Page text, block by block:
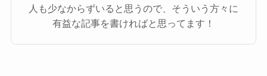
人も少なからずいると思うので、そういう方々に
有益な記事を書ければと思ってます！